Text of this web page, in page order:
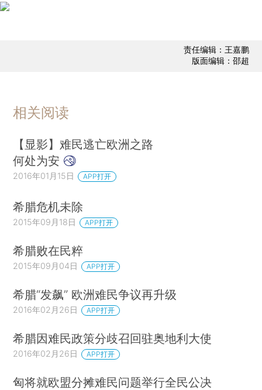
责任编辑：王嘉鹏
版面编辑：邵超
相关阅读
【显影】难民逃亡欧洲之路
何处为安
2016年01月15日 APP打开
希腊危机未除
2015年09月18日 APP打开
希腊败在民粹
2015年09月04日 APP打开
希腊“发飙” 欧洲难民争议再升级
2016年02月26日 APP打开
希腊因难民政策分歧召回驻奥地利大使
2016年02月26日 APP打开
匈将就欧盟分摊难民问题举行全民公决